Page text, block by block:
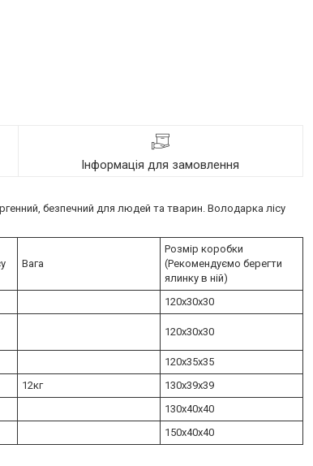
Інформація для замовлення
безпечний для людей та тварин. Володарка лісу
Вага
Розмір коробки
(Рекомендуємо берегти
ялинку в ній)
120х30х30
120х30х30
120х35х35
12кг
130х39х39
130х40х40
150х40х40